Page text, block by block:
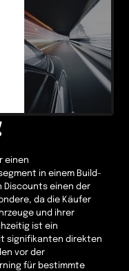
einen
in einem Build-
einen der
da die Käufer
und ihrer
ist ein
signifikanten direkten
vor der
für bestimmte